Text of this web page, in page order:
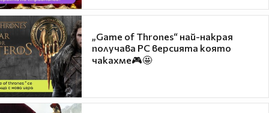
„Game of Thrones“ най-накрая
получава PC версията която
чакахме🎮🤩